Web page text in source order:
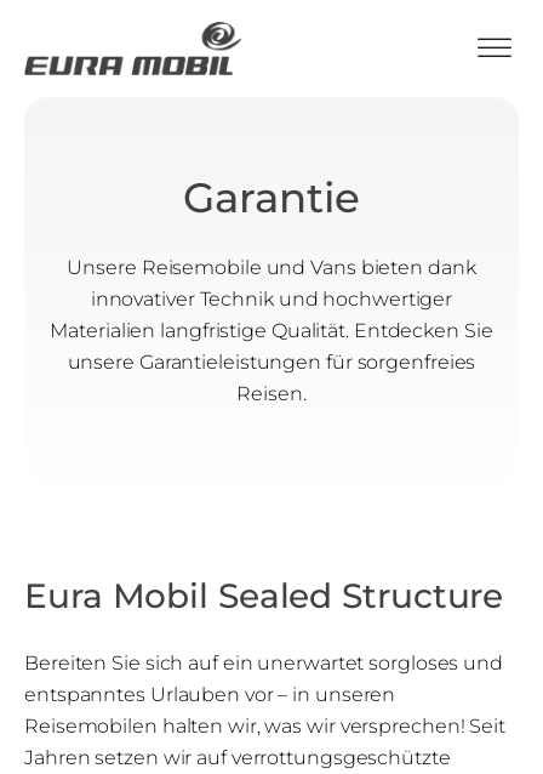
Garantie
Unsere Reisemobile und Vans bieten dank
innovativer Technik und hochwertiger
Materialien langfristige Qualität. Entdecken Sie
unsere Garantieleistungen für sorgenfreies
Reisen.
Eura Mobil Sealed Structure
Bereiten Sie sich auf ein unerwartet sorgloses und
entspanntes Urlauben vor – in unseren
Reisemobilen halten wir, was wir versprechen! Seit
Jahren setzen wir auf verrottungsgeschützte